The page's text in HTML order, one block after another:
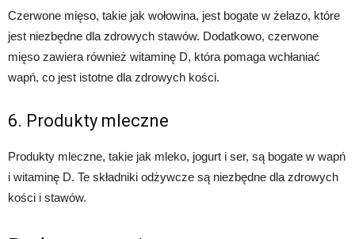
Czerwone mięso, takie jak wołowina, jest bogate w żelazo, które
jest niezbędne dla zdrowych stawów. Dodatkowo, czerwone
mięso zawiera również witaminę D, która pomaga wchłaniać
wapń, co jest istotne dla zdrowych kości.
6. Produkty mleczne
Produkty mleczne, takie jak mleko, jogurt i ser, są bogate w wapń
i witaminę D. Te składniki odżywcze są niezbędne dla zdrowych
kości i stawów.